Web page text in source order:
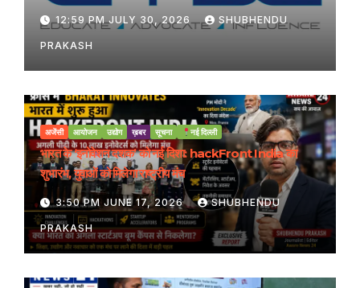
12:59 PM JULY 30, 2026 SHUBHENDU
PRAKASH
अजेंसी आयोजन उद्योग ख़बर सूचना नई दिल्ली
भारत के ‘इनोवेशन दशक’ को नई दिशा: hackFront India का
शुभारंभ, युवाओं को मिलेगा राष्ट्रीय मंच
3:50 PM JUNE 17, 2026 SHUBHENDU
PRAKASH